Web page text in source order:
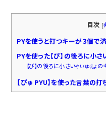
目次 [
PYを使うと打つキーが３個で
PYを使った【ぴ】の後ろに小
【ぴ】の後ろに小さいゃぃゅぇょ
【ぴゅ PYU】を使った言葉の打